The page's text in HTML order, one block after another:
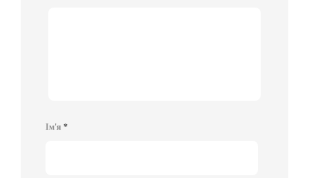
Ім'я *